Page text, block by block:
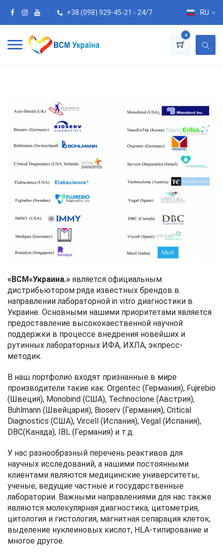
+38 (098) 929-45-21 - 24/7 RU
0
«ВСМ«Украина.» является официальным
дистрибьютором ряда известных брендов в
направлении лабораторной in vitro диагностики в
Украине. Основными нашими приоритетами является
предоставление высококаественной научной
поддержки в процессе внедрения новейших и
рутинных лабораторных ИФА, ИХЛА, экпресс-
методик.
В наш портфолио входят признанные в мире
производители такие как: Orgentec (Германия), Fujirebio
(Швеция), Monobind (США), Technoclone (Австрия),
Buhlmann (Швейцария), Bioserv (Германия), Critical
Diagnostics (США), Vircell (Испания), Vegal (Испания),
DBC(Канада), IBL (Германия) и т.д.
У нас разнообразный перечень реактивов для
научных исследований, а нашими постоянными
клиентами являются медицинские университеты,
ученые, ведущие частные и государственные
лаборатории. Важными направлениями для нас также
являются молекулярная диагностика, цитометрия,
цитология и гистология, магнитная сепарация клеток,
выделение нуклеиновых кислот, HLA-типирование и
многое другое.